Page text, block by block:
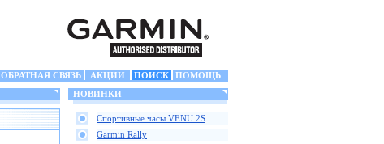
ОБРАТНАЯ СВЯЗЬ АКЦИИ ПОИСК
ПОМОЩЬ
НОВИНКИ
Спортивные часы VENU 2S
Garmin Rally